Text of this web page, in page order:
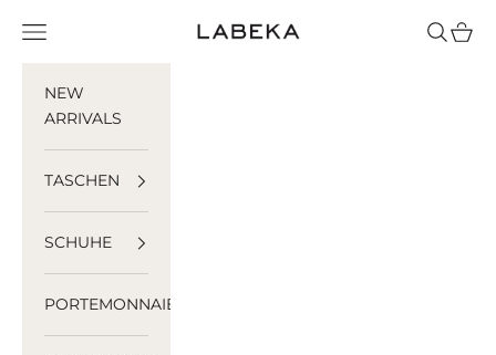
LABEKA
Menü Suchen
NEW
ARRIVALS
TASCHEN
SCHUHE
PORTEMONNAIES